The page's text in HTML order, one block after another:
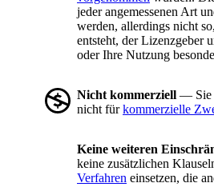
jeder angemessenen Art
werden, allerdings nicht
entsteht, der Lizenzgeber
oder Ihre Nutzung
Nicht kommerziell — Sie
nicht fürkommerzielle
Keine weiteren
keine zusätzlichen
Verfahren einsetzen, die